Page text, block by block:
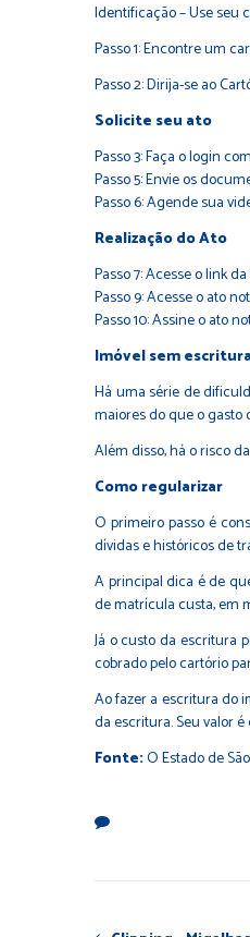
Identificação – Use seu
Passo 1: Encontre um
Passo 2: Dirija-se ao
Solicite seu ato
Passo 3: Faça o login
Passo 5: Envie os
Passo 6: Agende sua
Realização do Ato
Passo 7: Acesse o link
Passo 9: Acesse o ato
Passo 10: Assine o ato
Imóvel sem escritura
Há uma série de
maiores do que o gasto
Além disso, há o risco
Como regularizar
O primeiro passo é
dívidas e históricos de
A principal dica é de
de matrícula custa, em
Já o custo da escritura
cobrado pelo cartório
Ao fazer a escritura do
da escritura. Seu valor
Fonte:O Estado de